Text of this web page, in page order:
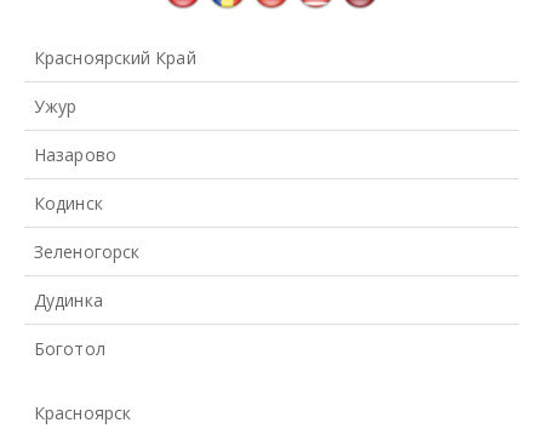
Красноярский Край
Ужур
Назарово
Кодинск
Зеленогорск
Дудинка
Боготол
Красноярск